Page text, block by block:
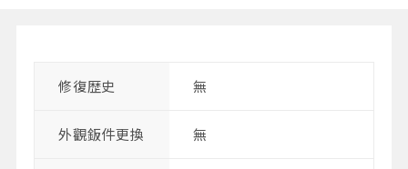
修復歴史 無
外觀鈑件更換 無